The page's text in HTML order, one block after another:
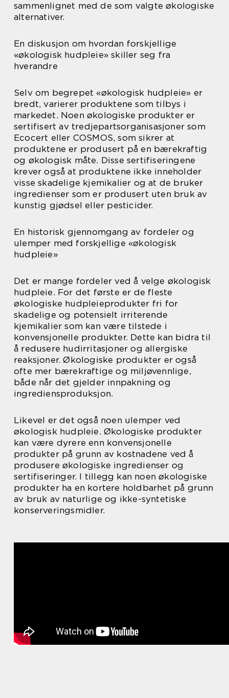
sammenlignet med de som valgte økologiske
alternativer.
En diskusjon om hvordan forskjellige
«økologisk hudpleie» skiller seg fra
hverandre
Selv om begrepet «økologisk hudpleie» er
bredt, varierer produktene som tilbys i
markedet. Noen økologiske produkter er
sertifisert av tredjepartsorganisasjoner som
Ecocert eller COSMOS, som sikrer at
produktene er produsert på en bærekraftig
og økologisk måte. Disse sertifiseringene
krever også at produktene ikke inneholder
visse skadelige kjemikalier og at de bruker
ingredienser som er produsert uten bruk av
kunstig gjødsel eller pesticider.
En historisk gjennomgang av fordeler og
ulemper med forskjellige «økologisk
hudpleie»
Det er mange fordeler ved å velge økologisk
hudpleie. For det første er de fleste
økologiske hudpleieprodukter fri for
skadelige og potensielt irriterende
kjemikalier som kan være tilstede i
konvensjonelle produkter. Dette kan bidra til
å redusere hudirritasjoner og allergiske
reaksjoner. Økologiske produkter er også
ofte mer bærekraftige og miljøvennlige,
både når det gjelder innpakning og
ingrediensproduksjon.
Likevel er det også noen ulemper ved
økologisk hudpleie. Økologiske produkter
kan være dyrere enn konvensjonelle
produkter på grunn av kostnadene ved å
produsere økologiske ingredienser og
sertifiseringer. I tillegg kan noen økologiske
produkter ha en kortere holdbarhet på grunn
av bruk av naturlige og ikke-syntetiske
konserveringsmidler.